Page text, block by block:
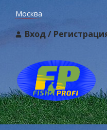
Москва
Вход/